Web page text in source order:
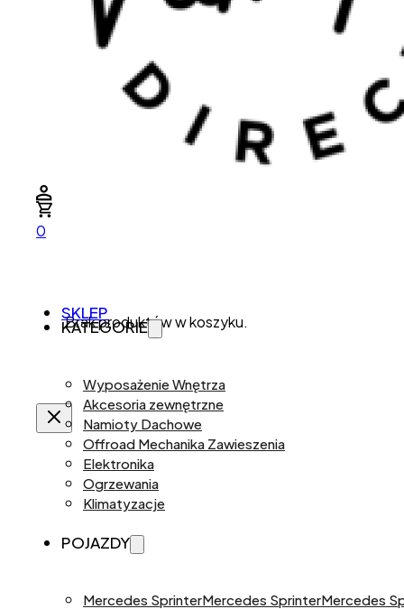
0
Brak produktów w koszyku.
SKLEP
KATEGORIE
Wyposażenie Wnętrza
Akcesoria zewnętrzne
Namioty Dachowe
Offroad Mechanika Zawieszenia
Elektronika
Ogrzewania
Klimatyzacje
POJAZDY
Mercedes SprinterMercedes SprinterMercedes